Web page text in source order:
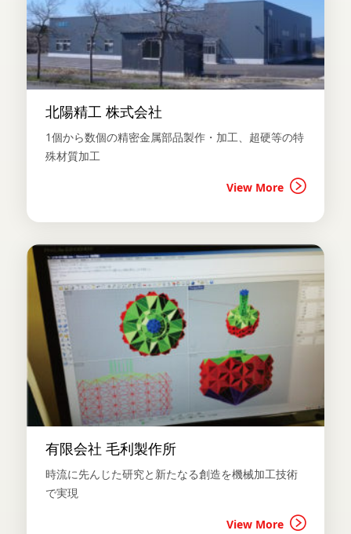
北陽精工 株式会社
1個から数個の精密金属部品製作・加工、超硬等の特
殊材質加工
View More
有限会社 毛利製作所
時流に先んじた研究と新たなる創造を機械加工技術
で実現
View More